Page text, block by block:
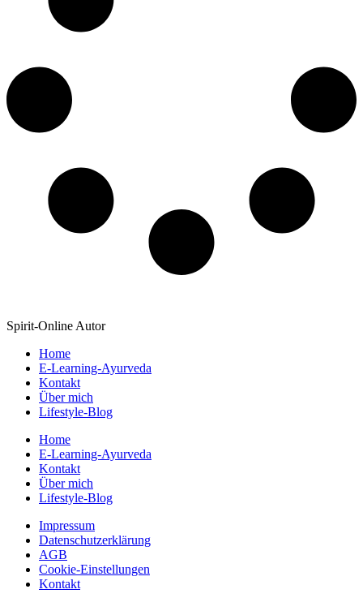
Spirit-Online Autor
Home
E-Learning-Ayurveda
Kontakt
Über mich
Lifestyle-Blog
Home
E-Learning-Ayurveda
Kontakt
Über mich
Lifestyle-Blog
Impressum
Datenschutzerklärung
AGB
Cookie-Einstellungen
Kontakt